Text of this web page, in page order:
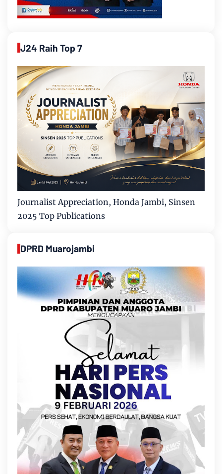
J24 Raih Top 7
Journalist Appreciation, Honda Jambi, Sinsen
2025 Top Publications
DPRD Muarojambi